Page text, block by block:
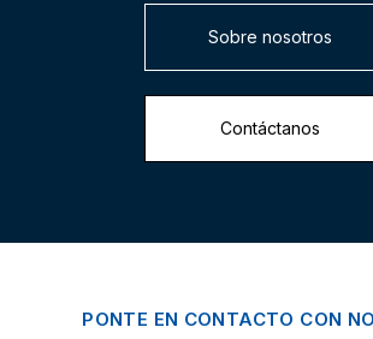
Sobre nosotros
Contáctanos
PONTE EN CONTACTO CON